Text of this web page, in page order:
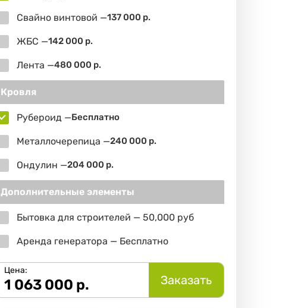
Свайно винтовой —137 000 р.
ЖБС —142 000 р.
Лента —480 000 р.
Кровля
Рубероид —Бесплатно
Металлочерепица —240 000 р.
Ондулин —204 000 р.
Дополнительные элементы
Бытовка для строителей — 50,000 руб
Аренда генератора — Бесплатно
Цена:
1 063 000 р. Заказать